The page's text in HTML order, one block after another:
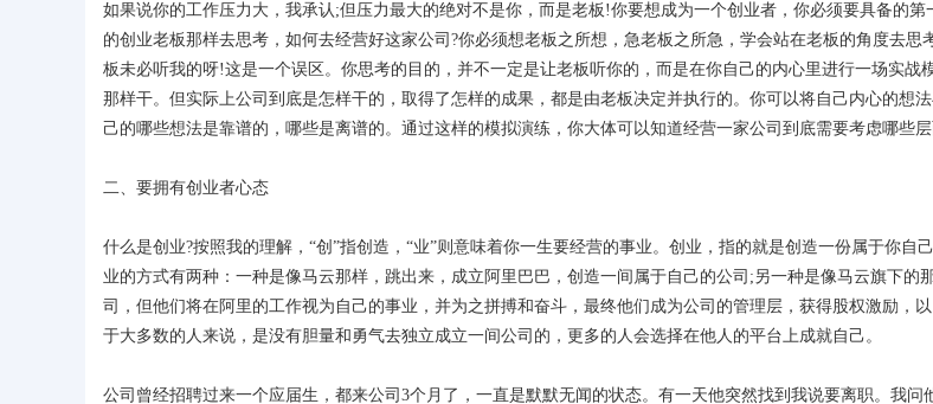
如果说你的工作压力大，我承认;但压力最大的绝对不是你，而是老板!你要想成为一个创业者，你必须要具备的第
的创业老板那样去思考，如何去经营好这家公司?你必须想老板之所想，急老板之所急，学会站在老板的角度去思
板未必听我的呀!这是一个误区。你思考的目的，并不一定是让老板听你的，而是在你自己的内心里进行一场实战
那样干。但实际上公司到底是怎样干的，取得了怎样的成果，都是由老板决定并执行的。你可以将自己内心的想
己的哪些想法是靠谱的，哪些是离谱的。通过这样的模拟演练，你大体可以知道经营一家公司到底需要考虑哪些层
二、要拥有创业者心态
什么是创业?按照我的理解，“创”指创造，“业”则意味着你一生要经营的事业。创业，指的就是创造一份属于你自
业的方式有两种：一种是像马云那样，跳出来，成立阿里巴巴，创造一间属于自己的公司;另一种是像马云旗下的
司，但他们将在阿里的工作视为自己的事业，并为之拼搏和奋斗，最终他们成为公司的管理层，获得股权激励，
于大多数的人来说，是没有胆量和勇气去独立成立一间公司的，更多的人会选择在他人的平台上成就自己。
公司曾经招聘过来一个应届生，都来公司3个月了，一直是默默无闻的状态。有一天他突然找到我说要离职。我问